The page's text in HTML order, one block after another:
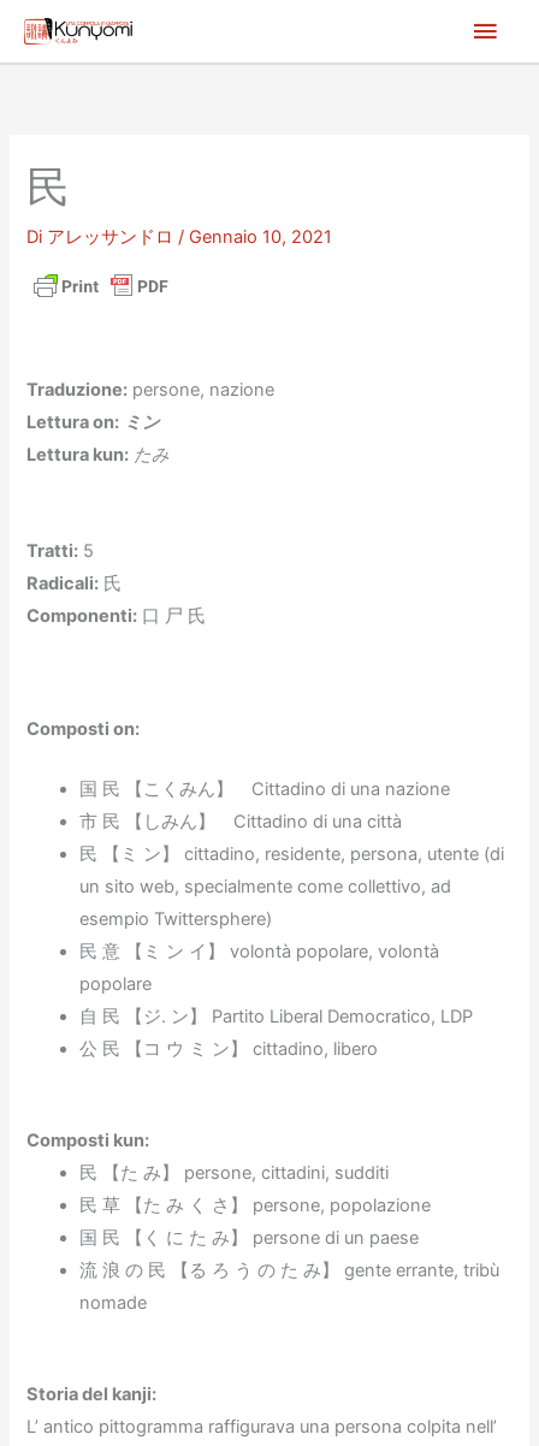
民
Di アレッサンドロ/ Gennaio 10, 2021
Traduzione: persone, nazione
Lettura on: ミン
Lettura kun: たみ
Tratti: 5
Radicali: 氏
Componenti: 口 尸 氏
Composti on:
国 民 【こくみん】 Cittadino di una nazione
市 民 【しみん】 Cittadino di una città
民 【ミ ン】 cittadino, residente, persona, utente (di
un sito web, specialmente come collettivo, ad
esempio Twittersphere)
民 意 【ミ ン イ】 volontà popolare, volontà
popolare
自 民 【ジ. ン】 Partito Liberal Democratico, LDP
公 民 【コ ウ ミ ン】 cittadino, libero
Composti kun:
民 【た み】 persone, cittadini, sudditi
民 草 【た み く さ】 persone, popolazione
国 民 【く に た み】 persone di un paese
流 浪 の 民 【る ろ う の た み】 gente errante, tribù
nomade
Storia del kanji:
L’ antico pittogramma raffigurava una persona colpita nell’